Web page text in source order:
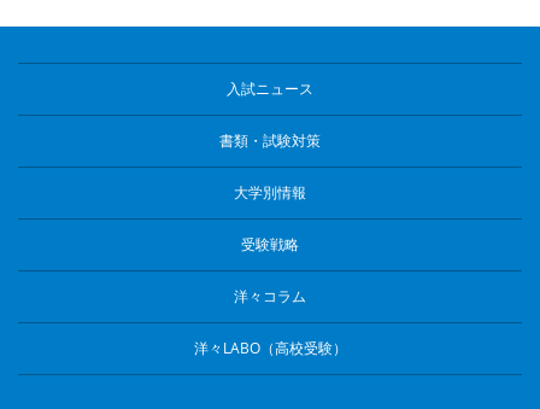
入試ニュース
書類・試験対策
大学別情報
受験戦略
洋々コラム
洋々LABO（高校受験）